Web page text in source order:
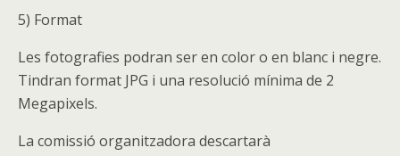
5) Format
Les fotografies podran ser en color o en blanc i negre.
Tindran format JPG i una resolució mínima de 2
Megapixels.
La comissió organitzadora descartarà